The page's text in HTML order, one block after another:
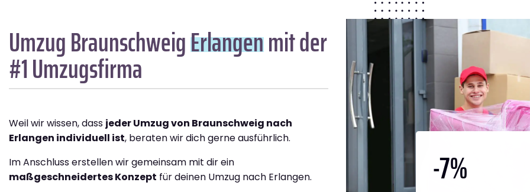
Umzug BraunschweigErlangenmit der
#1 Umzugsfirma
Weil wir wissen, dass jeder Umzug von Braunschweig nach
Erlangen individuell ist, beraten wir dich gerne ausführlich.
Im Anschluss erstellen wir gemeinsam mit dir ein
maßgeschneidertes Konzept für deinen Umzug nach Erlangen.
-7%